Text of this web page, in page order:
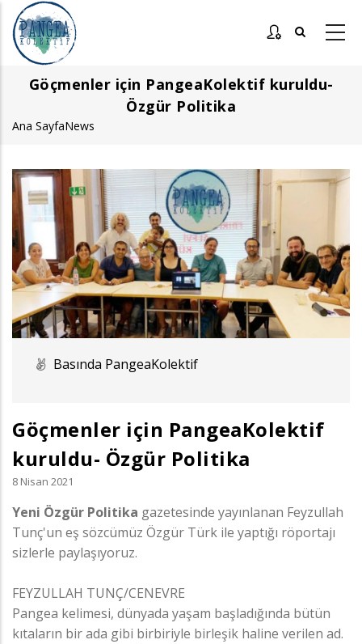
Ana
içeriğe
atla
Göçmenler için PangeaKolektif kuruldu-
Özgür Politika
Sayfa
yolu
Ana SayfaNews
Görsel
Basında PangeaKolektif
Göçmenler için PangeaKolektif
kuruldu- Özgür Politika
8 Nisan 2021
Yeni Özgür Politika gazetesinde yayınlanan Feyzullah
Tunç'un eş sözcümüz Özgür Türk ile yaptığı röportajı
sizlerle paylaşıyoruz.
FEYZULLAH TUNÇ/CENEVRE
Pangea kelimesi, dünyada yaşam başladığında bütün
kıtaların bir ada gibi birbiriyle birleşik haline verilen ad.